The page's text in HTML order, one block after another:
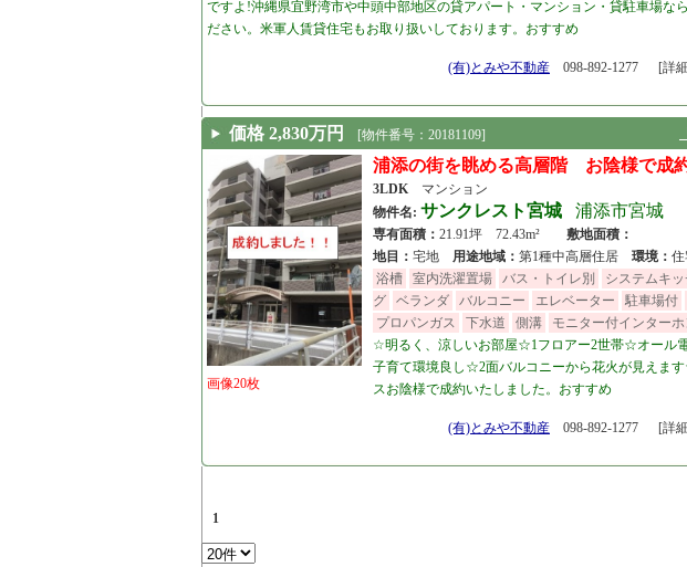
ですよ!沖縄県宜野湾市や中頭中部地区の貸アパート・マンション・貸駐車場な
ださい。米軍人賃貸住宅もお取り扱いしております。おすすめ
(有)とみや不動産 098-892-1277 [詳
価格 2,830万円 [物件番号：20181109]
画像20枚
浦添の街を眺める高層階 お陰様で成約
3LDK マンション
物件名: サンクレスト宮城 浦添市宮城
専有面積： 21.91坪 72.43m² 敷地面積：
地目： 宅地 用途地域： 第1種中高層住居 環境：
浴槽
室内洗濯置場 バス・トイレ別 システムキッ
グ
ベランダ バルコニー エレベーター 駐車場付
プロパンガス
下水道 側溝
モニター付インターホ
☆明るく、涼しいお部屋☆1フロアー2世帯☆オール
子育て環境良し☆2面バルコニーから花火が見えま
スお陰様で成約いたしました。おすすめ
(有)とみや不動産 098-892-1277 [詳
1